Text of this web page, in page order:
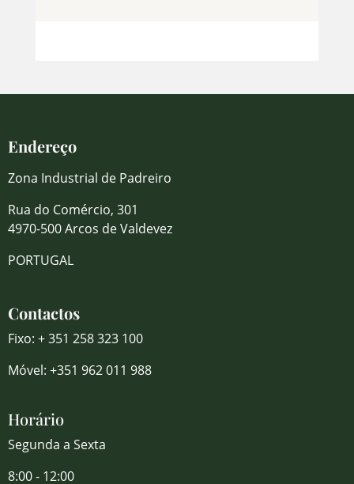
Endereço
Zona Industrial de Padreiro
Rua do Comércio, 301
4970-500 Arcos de Valdevez
PORTUGAL
Contactos
Fixo: + 351 258 323 100
Móvel: +351 962 011 988
Horário
Segunda a Sexta
8:00 - 12:00